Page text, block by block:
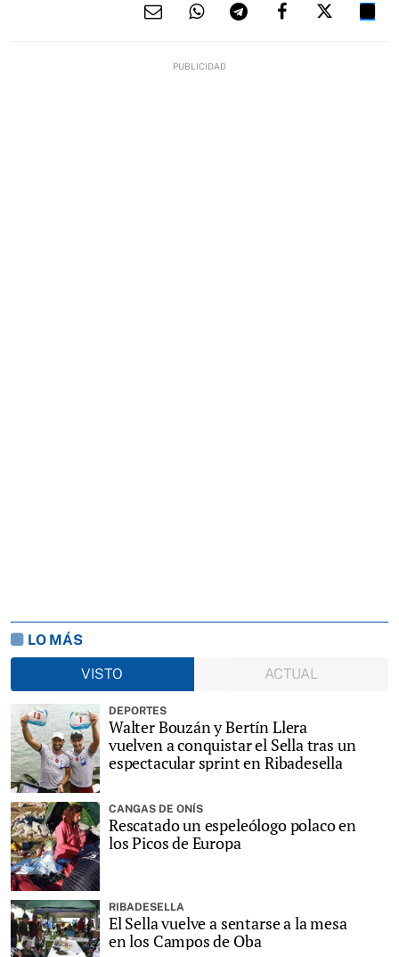
LO MÁS
VISTO
ACTUAL
DEPORTES
Walter Bouzán y Bertín Llera
vuelven a conquistar el Sella tras un
espectacular sprint en Ribadesella
CANGAS DE ONÍS
Rescatado un espeleólogo polaco en
los Picos de Europa
RIBADESELLA
El Sella vuelve a sentarse a la mesa
en los Campos de Oba